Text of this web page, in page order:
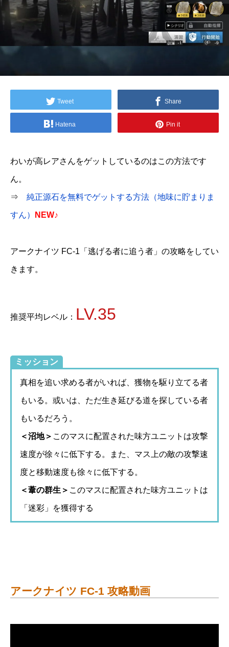
Tweet Share
Hatena Pin it
わいが高レアさんをゲットしているのはこの方法です
ん。
⇒ 純正源石を無料でゲットする方法（地味に貯まりま
すん） NEW♪
アークナイツ FC-1「逃げる者に追う者」の攻略をしてい
きます。
推奨平均レベル： LV.35
ミッション
真相を追い求める者がいれば、獲物を駆り立てる者
もいる。或いは、ただ生き延びる道を探している者
もいるだろう。
＜沼地＞ このマスに配置された味方ユニットは攻撃
速度が徐々に低下する。また、マス上の敵の攻撃速
度と移動速度も徐々に低下する。
＜葦の群生＞ このマスに配置された味方ユニットは
「迷彩」を獲得する
アークナイツ FC-1 攻略動画